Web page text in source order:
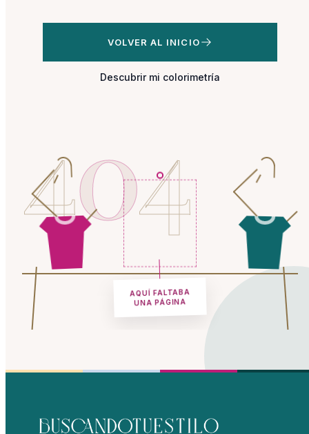
VOLVER AL INICIO
Descubrir mi colorimetría
404
AQUÍ FALTABA
UNA PÁGINA